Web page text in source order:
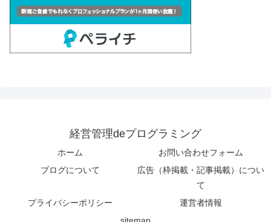
経営管理deプログラミング
ホーム
お問い合わせフォーム
ブログについて
広告（枠掲載・記事掲載）につい
て
プライバシーポリシー
運営者情報